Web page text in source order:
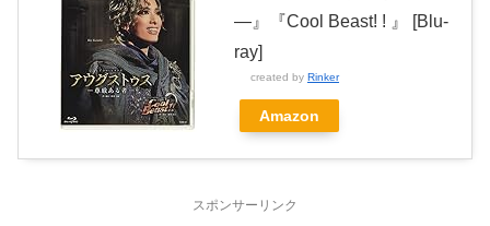
―』『Cool Beast! ! 』 [Blu-
ray]
created by Rinker
Amazon
スポンサーリンク